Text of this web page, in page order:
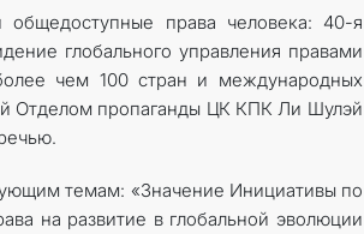
права человека: 40-я
глобального управления правами
чем 100 стран и международных
Отделом пропаганды ЦК КПК Ли Шулэй
темам: «Значение Инициативы по
на развитие в глобальной эволюции